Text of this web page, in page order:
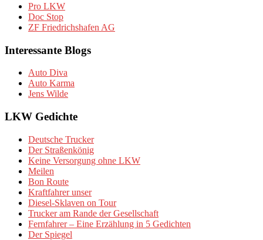
Pro LKW
Doc Stop
ZF Friedrichshafen AG
Interessante Blogs
Auto Diva
Auto Karma
Jens Wilde
LKW Gedichte
Deutsche Trucker
Der Straßenkönig
Keine Versorgung ohne LKW
Meilen
Bon Route
Kraftfahrer unser
Diesel-Sklaven on Tour
Trucker am Rande der Gesellschaft
Fernfahrer – Eine Erzählung in 5 Gedichten
Der Spiegel